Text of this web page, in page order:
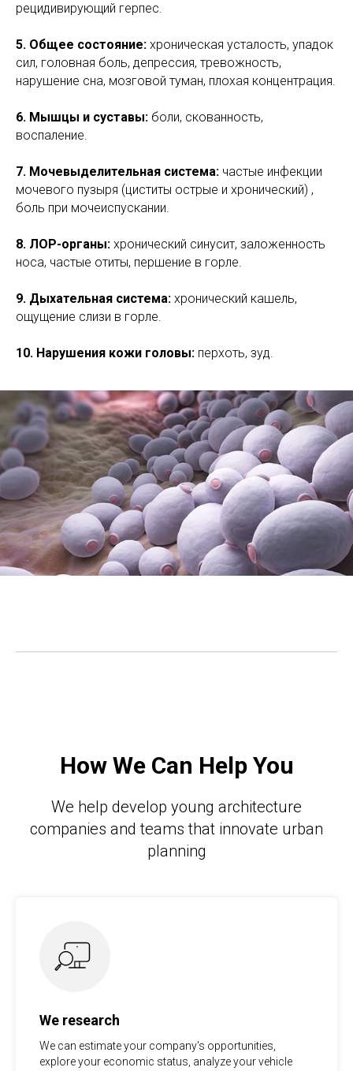
рецидивирующий герпес.
5. Общее состояние: хроническая усталость, упадок
сил, головная боль, депрессия, тревожность,
нарушение сна, мозговой туман, плохая концентрация.
6. Мышцы и суставы: боли, скованность,
воспаление.
7. Мочевыделительная система: частые инфекции
мочевого пузыря (циститы острые и хронический) ,
боль при мочеиспускании.
8. ЛОР-органы: хронический синусит, заложенность
носа, частые отиты, першение в горле.
9. Дыхательная система: хронический кашель,
ощущение слизи в горле.
10. Нарушения кожи головы: перхоть, зуд.
How We Can Help You
We help develop young architecture
companies and teams that innovate urban
planning
We research
We can estimate your company's opportunities,
explore your economic status, analyze your vehicle